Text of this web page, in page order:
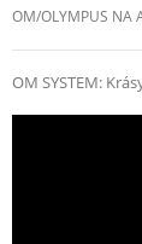
OM/OLYMPUS NA
OM SYSTEM: